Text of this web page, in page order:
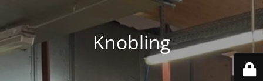
Knobling